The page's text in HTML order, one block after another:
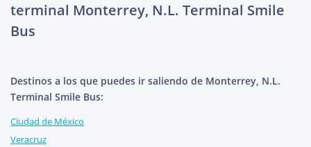
terminal Monterrey, N.L. Terminal Smile
Bus
Destinos a los que puedes ir saliendo de Monterrey, N.L.
Terminal Smile Bus:
Ciudad de México
Veracruz